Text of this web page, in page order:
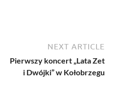
NEXT ARTICLE
Pierwszy koncert „Lata Zet
i Dwójki” w Kołobrzegu